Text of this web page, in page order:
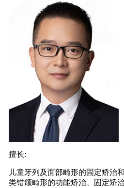
擅长:
儿童牙列及面部畸形的固定矫治
类错颌畸形的功能矫治、固定矫